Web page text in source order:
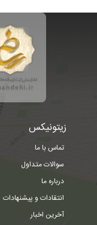
زیتونیکس
تماس با ما
سوالات متداول
درباره ما
انتقادات و پیشنهادات
آخرین اخبار